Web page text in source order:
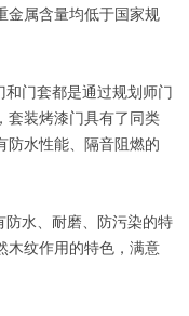
金属含量均低于国家规
门套都是通过规划师门
套装烤漆门具有了同类
防水性能、隔音阻燃的
水、耐磨、防污染的特
木纹作用的特色，满意